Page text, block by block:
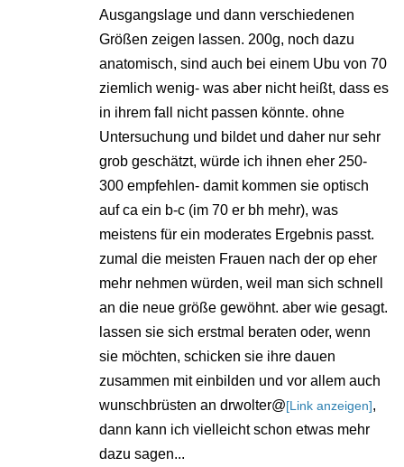
Ausgangslage und dann verschiedenen
Größen zeigen lassen. 200g, noch dazu
anatomisch, sind auch bei einem Ubu von 70
ziemlich wenig- was aber nicht heißt, dass es
in ihrem fall nicht passen könnte. ohne
Untersuchung und bildet und daher nur sehr
grob geschätzt, würde ich ihnen eher 250-
300 empfehlen- damit kommen sie optisch
auf ca ein b-c (im 70 er bh mehr), was
meistens für ein moderates Ergebnis passt.
zumal die meisten Frauen nach der op eher
mehr nehmen würden, weil man sich schnell
an die neue größe gewöhnt. aber wie gesagt.
lassen sie sich erstmal beraten oder, wenn
sie möchten, schicken sie ihre dauen
zusammen mit einbilden und vor allem auch
wunschbrüsten an drwolter@[Link anzeigen],
dann kann ich vielleicht schon etwas mehr
dazu sagen...